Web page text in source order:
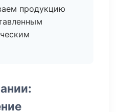
продукцию